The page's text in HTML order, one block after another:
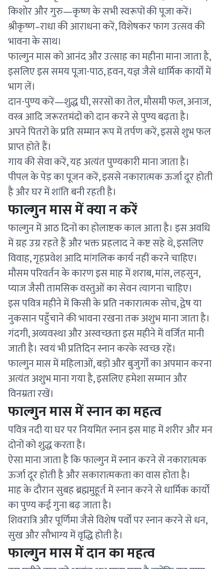
किशोर और गुरु—कृष्ण के सभी स्वरूपों की पूजा करें।
श्रीकृष्ण–राधा की आराधना करें, विशेषकर फाग उत्सव की
भावना के साथ।
फाल्गुन मास को आनंद और उत्साह का महीना माना जाता है,
इसलिए इस समय पूजा-पाठ, हवन, यज्ञ जैसे धार्मिक कार्यों में
भाग लें।
दान-पुण्य करें—शुद्ध घी, सरसों का तेल, मौसमी फल, अनाज,
वस्त्र आदि जरूरतमंदों को दान करने से पुण्य बढ़ता है।
अपने पितरों के प्रति सम्मान रूप में तर्पण करें, इससे शुभ फल
प्राप्त होते हैं।
गाय की सेवा करें, यह अत्यंत पुण्यकारी माना जाता है।
पीपल के पेड़ का पूजन करें, इससे नकारात्मक ऊर्जा दूर होती
है और घर में शांति बनी रहती है।
फाल्गुन मास में क्या न करें
फाल्गुन में आठ दिनों का होलाष्टक काल आता है। इस अवधि
में ग्रह उग्र रहते हैं और भक्त प्रहलाद ने कष्ट सहे थे, इसलिए
विवाह, गृहप्रवेश आदि मांगलिक कार्य नहीं करने चाहिए।
मौसम परिवर्तन के कारण इस माह में शराब, मांस, लहसुन,
प्याज जैसी तामसिक वस्तुओं का सेवन त्यागना चाहिए।
इस पवित्र महीने में किसी के प्रति नकारात्मक सोच, द्वेष या
नुकसान पहुँचाने की भावना रखना तक अशुभ माना जाता है।
गंदगी, अव्यवस्था और अस्वच्छता इस महीने में वर्जित मानी
जाती है। स्वयं भी प्रतिदिन स्नान करके स्वच्छ रहें।
फाल्गुन मास में महिलाओं, बड़ों और बुजुर्गों का अपमान करना
अत्यंत अशुभ माना गया है, इसलिए हमेशा सम्मान और
विनम्रता रखें।
फाल्गुन मास में स्नान का महत्व
पवित्र नदी या घर पर नियमित स्नान इस माह में शरीर और मन
दोनों को शुद्ध करता है।
ऐसा माना जाता है कि फाल्गुन में स्नान करने से नकारात्मक
ऊर्जा दूर होती है और सकारात्मकता का वास होता है।
माह के दौरान सुबह ब्रह्ममुहूर्त में स्नान करने से धार्मिक कार्यों
का पुण्य कई गुना बढ़ जाता है।
शिवरात्रि और पूर्णिमा जैसे विशेष पर्वों पर स्नान करने से धन,
सुख और सौभाग्य में वृद्धि होती है।
फाल्गुन मास में दान का महत्व